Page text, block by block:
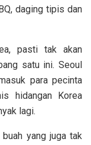
daging tipis dan
pasti tak akan
satu ini. Seoul
para pecinta
hidangan Korea
lagi.
yang juga tak